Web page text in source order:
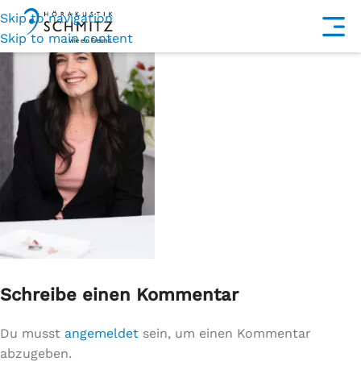
Skip to navigation
Skip to main content
Schreibe einen Kommentar
Du musst angemeldet sein, um einen Kommentar
abzugeben.